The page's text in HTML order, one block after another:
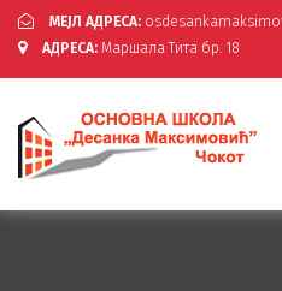
МЕЈЛ АДРЕСА:
АДРЕСА: Маршала Тита бр. 18